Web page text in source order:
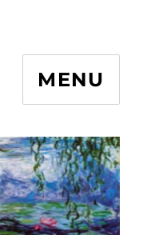
MENU